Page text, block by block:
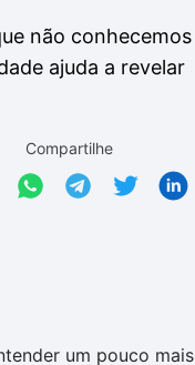
não conhecemos
ajuda a revelar
Compartilhe
um pouco mais